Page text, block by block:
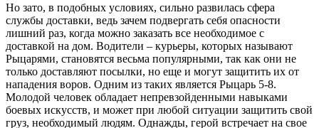
Но зато, в подобных условиях, сильно развилась сфера
службы доставки, ведь зачем подвергать себя опасности
лишний раз, когда можно заказать все необходимое с
доставкой на дом. Водители – курьеры, которых называют
Рыцарями, становятся весьма популярными, так как они не
только доставляют посылки, но еще и могут защитить их от
нападения воров. Одним из таких является Рыцарь 5-8.
Молодой человек обладает непревзойденными навыками
боевых искусств, и может при любой ситуации защитить свой
груз, необходимый людям. Однажды, герой встречает на свое